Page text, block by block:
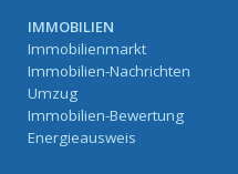
IMMOBILIEN
Immobilienmarkt
Immobilien-Nachrichten
Umzug
Immobilien-Bewertung
Energieausweis